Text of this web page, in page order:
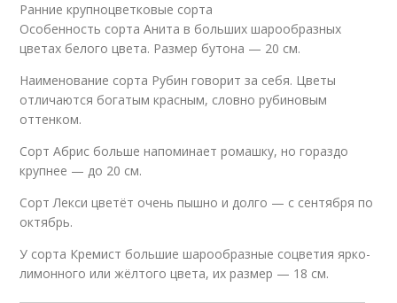
Ранние крупноцветковые сорта
Особенность сорта Анита в больших шарообразных
цветах белого цвета. Размер бутона — 20 см.
Наименование сорта Рубин говорит за себя. Цветы
отличаются богатым красным, словно рубиновым
оттенком.
Сорт Абрис больше напоминает ромашку, но гораздо
крупнее — до 20 см.
Сорт Лекси цветёт очень пышно и долго — с сентября по
октябрь.
У сорта Кремист большие шарообразные соцветия ярко-
лимонного или жёлтого цвета, их размер — 18 см.